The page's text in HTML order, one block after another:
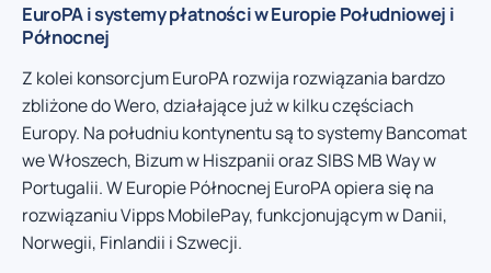
EuroPA i systemy płatności w Europie Południowej i
Północnej
Z kolei konsorcjum EuroPA rozwija rozwiązania bardzo
zbliżone do Wero, działające już w kilku częściach
Europy. Na południu kontynentu są to systemy Bancomat
we Włoszech, Bizum w Hiszpanii oraz SIBS MB Way w
Portugalii. W Europie Północnej EuroPA opiera się na
rozwiązaniu Vipps MobilePay, funkcjonującym w Danii,
Norwegii, Finlandii i Szwecji.